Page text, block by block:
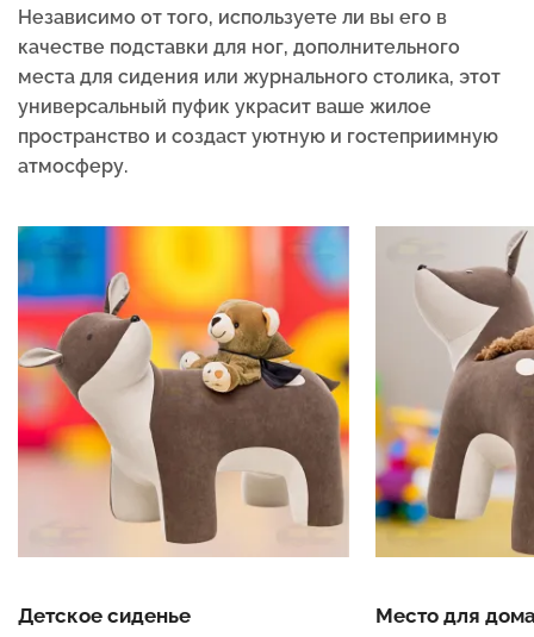
Независимо от того, используете ли вы его в
качестве подставки для ног, дополнительного
места для сидения или журнального столика, этот
универсальный пуфик украсит ваше жилое
пространство и создаст уютную и гостеприимную
атмосферу.
Детское сиденье Место для